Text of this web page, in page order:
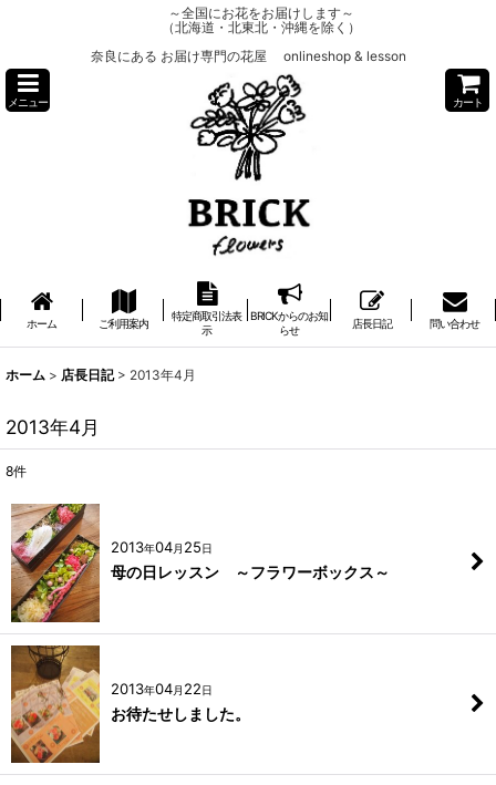
～全国にお花をお届けします～
（北海道・北東北・沖縄を除く）
奈良にある お届け専門の花屋 onlineshop & lesson
メニュー カート
ホーム ご利用案内
特定商取引法表
示
BRICKからのお知
らせ
店長日記 問い合わせ
ホーム > 店長日記 > 2013年4月
2013年4月
8件
2013年04月 25日
母の日レッスン ～フラワーボックス～
2013年04月 22日
お待たせしました。